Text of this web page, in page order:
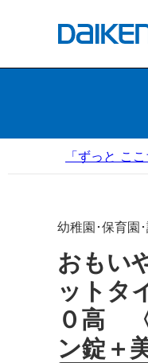
「ずっと こ
幼稚園･保育園
おもい
ット
０高
ン錠＋